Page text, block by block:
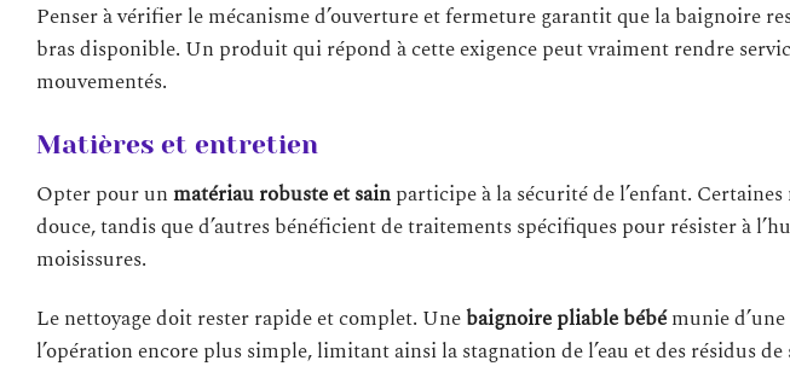
Penser à vérifier le mécanisme d’ouverture et fermeture garantit que la baignoire
bras disponible. Un produit qui répond à cette exigence peut vraiment rendre
mouvementés.
Matières et entretien
Opter pour unmatériau robuste et sainparticipe à la sécurité de l’enfant.
douce, tandis que d’autres bénéficient de traitements spécifiques pour résister à
moisissures.
Le nettoyage doit rester rapide et complet. Unebaignoire pliable bébémunie
l’opération encore plus simple, limitant ainsi la stagnation de l’eau et des résidus de